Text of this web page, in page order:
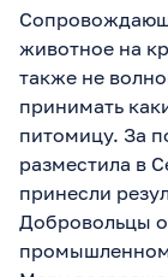
животное на
также не
принимать
питомицу. За
разместила в
принесли
Добровольцы
промышленном